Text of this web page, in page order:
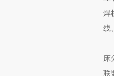
焊
线
床
联